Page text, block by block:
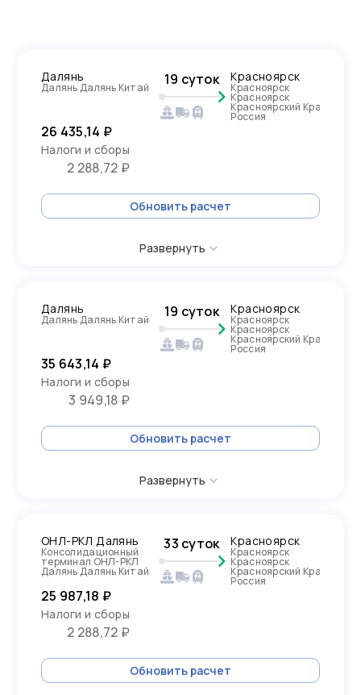
Далянь
Далянь Далянь Китай 19 суток Красноярск
Красноярск
Красноярск
Красноярский Край,
Россия
26 435,14 ₽
Налоги и сборы
2 288,72 ₽
Обновить расчет
Развернуть
Далянь
Далянь Далянь Китай 19 суток Красноярск
Красноярск
Красноярск
Красноярский Край,
Россия
35 643,14 ₽
Налоги и сборы
3 949,18 ₽
Обновить расчет
Развернуть
ОНЛ-РКЛ Далянь
Консолидационный
терминал ОНЛ-РКЛ
Далянь Далянь Китай
33 суток Красноярск
Красноярск
Красноярск
Красноярский Край,
Россия
25 987,18 ₽
Налоги и сборы
2 288,72 ₽
Обновить расчет